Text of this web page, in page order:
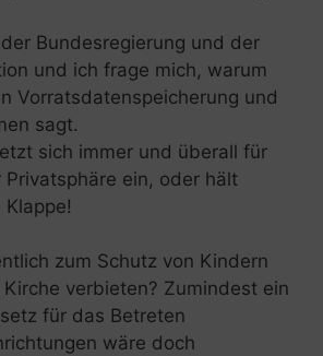
Bundesregierung und der
und ich frage mich, warum
Vorratsdatenspeicherung und
sagt.
sich immer und überall für
ein, oder hält
zum Schutz von Kindern
verbieten? Zumindest ein
für das Betreten
wäre doch